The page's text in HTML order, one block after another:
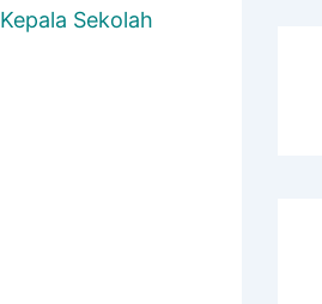
Kepala Sekolah